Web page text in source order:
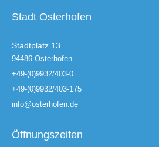
Stadt Osterhofen
Stadtplatz 13
94486 Osterhofen
+49-(0)9932/403-0
+49-(0)9932/403-175
info@osterhofen.de
Öffnungszeiten